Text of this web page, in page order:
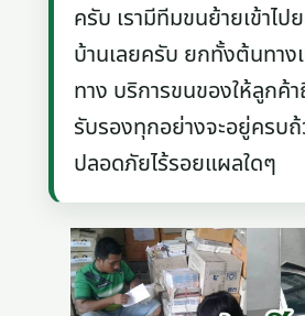
ครับ เรามีทีมขนย้ายเข้าไ
บ้านเลยครับ ยกทั้งต้นทาง
ทาง บริการขนของให้ลูกค้า
รับรองทุกอย่างจะอยู่ครบ
ปลอดภัยไร้รอยแผลใดๆ